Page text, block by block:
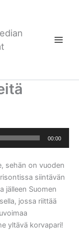
00:00
sehän on vuoden
siintävän
jälleen Suomen
jossa riittää
yltävä korvapari!